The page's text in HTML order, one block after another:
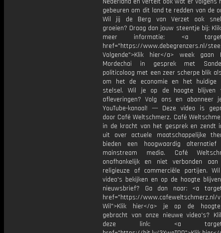
gebeuren om dit land te redden van de
Wil jij de Berg van Verzet ook
groeien? Draag dan jouw steentje bij:
meer informatie: <a
href="https://www.debegrenzers.nl/
Volgende">Klik hier</a> week gaan
Mordechai in gesprek met
politicoloog met een zeer scherpe blik
om het de economie en het huidige
stelsel. Wil je op de hoogte blijven
afleveringen? Volg ons en abonneer
YouTube-kanaal! --- Deze video is
door Café Weltschmerz. Café
in de kracht van het gesprek en zendt
uit over actuele maatschappelijke
bieden een hoogwaardig
mainstream media. Café
onafhankelijk en niet verbonden aan
religieuze of commerciële partijen.
video's bekijken en op de hoogte
nieuwsbrief? Ga dan naar: <a
href="https://www.cafeweltschmerz.nl/
Wil">Klik hier</a> je op de
gebracht van onze nieuwe video's?
deze link: <a